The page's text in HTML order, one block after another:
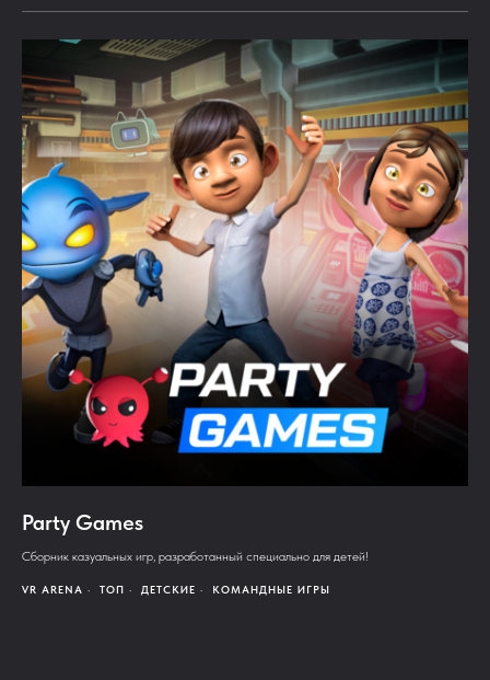
Party Games
Сборник казуальных игр, разработанный специально для детей!
VR ARENA ТОП ДЕТСКИЕ КОМАНДНЫЕ ИГРЫ